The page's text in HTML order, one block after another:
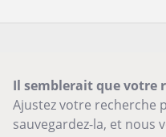
Il semblerait que votre
Ajustez votre recherche
sauvegardez-la, et nous